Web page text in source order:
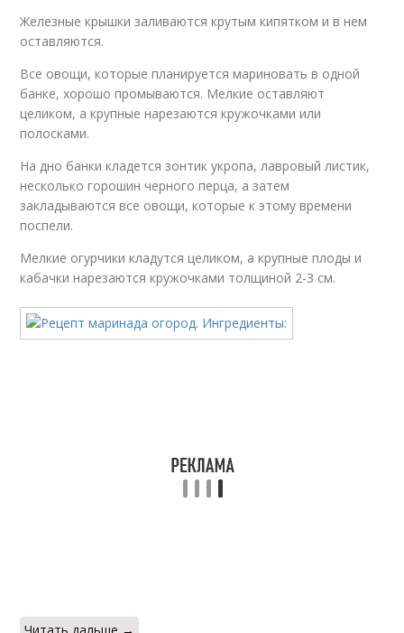
Железные крышки заливаются крутым кипятком и в нем
оставляются.
Все овощи, которые планируется мариновать в одной
банке, хорошо промываются. Мелкие оставляют
целиком, а крупные нарезаются кружочками или
полосками.
На дно банки кладется зонтик укропа, лавровый листик,
несколько горошин черного перца, а затем
закладываются все овощи, которые к этому времени
поспели.
Мелкие огурчики кладутся целиком, а крупные плоды и
кабачки нарезаются кружочками толщиной 2-3 см.